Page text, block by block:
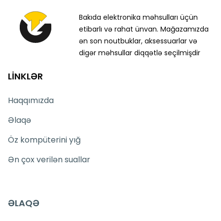
Bakıda elektronika məhsulları üçün
etibarlı və rahat ünvan. Mağazamızda
ən son noutbuklar, aksessuarlar və
digər məhsullar diqqətlə seçilmişdir
LİNKLƏR
Haqqımızda
Əlaqə
Öz kompüterini yığ
Ən çox verilən suallar
ƏLAQƏ